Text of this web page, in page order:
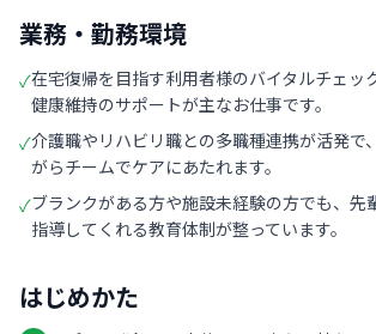
業務・勤務環境
✓在宅復帰を目指す利用者様のバイタルチェッ
健康維持のサポートが主なお仕事です。
✓介護職やリハビリ職との多職種連携が活発で
がらチームでケアにあたれます。
✓ブランクがある方や施設未経験の方でも、先
指導してくれる教育体制が整っています。
はじめかた